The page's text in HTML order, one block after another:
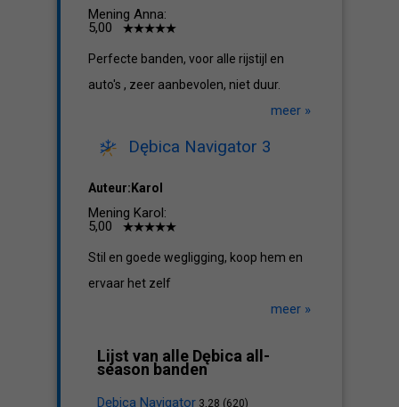
Mening Anna:
5,00
Perfecte banden, voor alle rijstijl en
auto's , zeer aanbevolen, niet duur.
meer »
Dębica Navigator 3
Auteur:Karol
Mening Karol:
5,00
Stil en goede wegligging, koop hem en
ervaar het zelf
meer »
Lijst van alle Dębica all-
season banden
Dębica Navigator 3,28 (620)